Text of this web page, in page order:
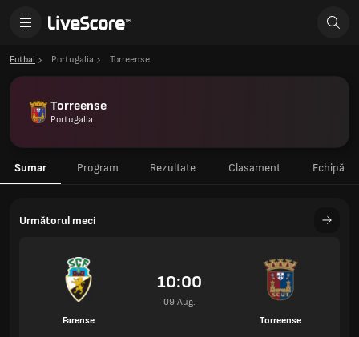
Fotbal Portugalia Torreense
Torreense
Portugalia
Sumar Program Rezultate Clasament Echipă
Următorul meci
Farense
10:00
09 Aug.
Torreense